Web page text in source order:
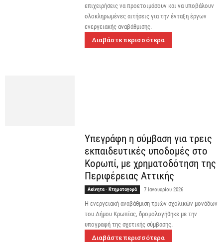
επιχειρήσεις να προετοιμάσουν και να υποβάλουν
ολοκληρωμένες αιτήσεις για την ένταξη έργων
ενεργειακής αναβάθμισης.
Διαβάστε περισσότερα
Υπεγράφη η σύμβαση για τρεις
εκπαιδευτικές υποδομές στο
Κορωπί, με χρηματοδότηση της
Περιφέρειας Αττικής
Ακίνητα - Κτηματαγορά 7 Ιανουαρίου 2026
Η ενεργειακή αναβάθμιση τριών σχολικών μονάδων
του Δήμου Κρωπίας, δρομολογήθηκε με την
υπογραφή της σχετικής σύμβασης.
Διαβάστε περισσότερα